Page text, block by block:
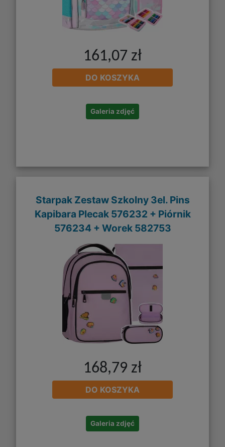
161,07 zł
DO KOSZYKA
Galeria zdjęć
Starpak Zestaw Szkolny 3el. Pins
Kapibara Plecak 576232 + Piórnik
576234 + Worek 582753
168,79 zł
DO KOSZYKA
Galeria zdjęć